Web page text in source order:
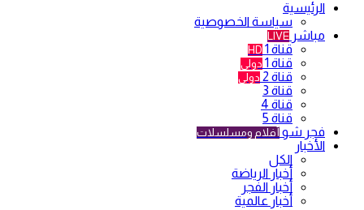
الرئيسية
سياسة الخصوصية
مباشر LIVE
قناة 1 HD
قناة 1 دولي
قناة 2 دولي
قناة 3
قناة 4
قناة 5
فجر شو أفلام ومسلسلات
الأخبار
الكل
أخبار الرياضة
أخبار الفجر
أخبار عالمية